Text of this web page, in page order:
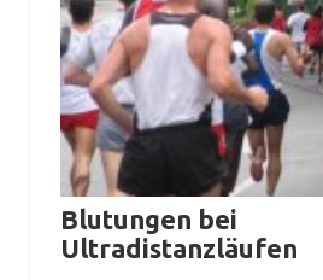
Blutungen bei
Ultradistanzläufen